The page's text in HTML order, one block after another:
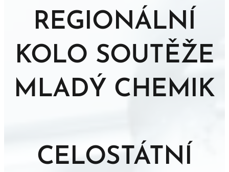
REGIONÁLNÍ
KOLO SOUTĚŽE
MLADÝ CHEMIK
CELOSTÁTNÍ